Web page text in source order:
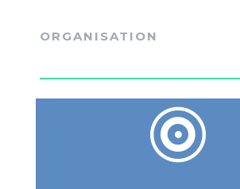
ORGANISATION
